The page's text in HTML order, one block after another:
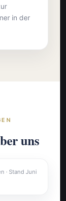
in der
uns
· Stand Juni